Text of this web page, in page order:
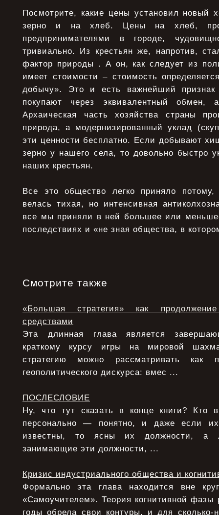
Посмотрите, какие цены установил новый
зерно и на хлеб. Цены на хлеб,
предпринимателями в городе,
тривиально. Из крестьян же, напротив,
фактор природы . А он, как следует из
имеет стоимости – стоимость
добычу». Это и есть важнейший признак
покупают через эквивалентный
Архаическая часть хозяйства страны
природа, а модернизированный уклад
эти ценности бесплатно. Если добывают
зерно у нашего села, то довольно быстро
наших крестьян.
Все это общество легко приняло
велась тихая, но интенсивная
все мы приняли в ней большее или
последствиях и «не зная общества, в
Смотрите также
«Большая стратегия» как
средствами
Эта длинная глава является
краткому курсу игры на мировой
стратегию можно рассматривать как
геополитического дискурса: вмес ...
ПОСЛЕСЛОВИЕ
Ну, что тут сказать в конце книги? Кто
персонально — понятно, и даже если
известны, то ясны их должности, а
занимающие эти должности, ...
Кризис индустриального общества и
Формально эта глава находится вне
«Самоучителем». Теория когнитивной
годы обрела свои контуры, и для сколько-